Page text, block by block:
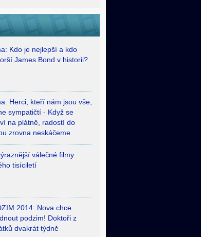
Kdo je nejlepší a kdo
James Bond v historii?
Herci, kteří nám jsou vše,
sympatičtí - Když se
na plátně, radostí do
zrovna neskáčeme
válečné filmy
tisíciletí
2014: Nova chce
podzim! Doktoři z
dvakrát týdně